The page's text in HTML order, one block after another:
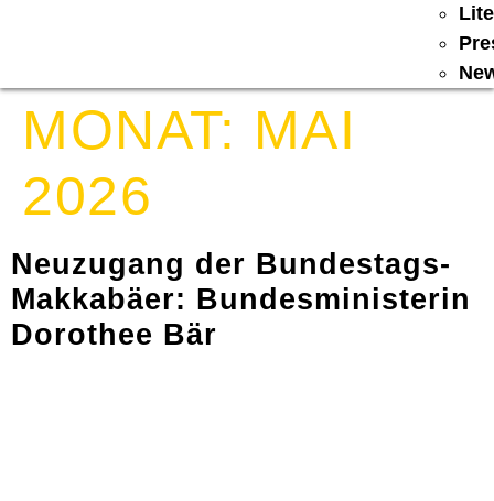
MONAT: MAI
2026
Neuzugang der Bundestags-
Makkabäer: Bundesministerin
Dorothee Bär